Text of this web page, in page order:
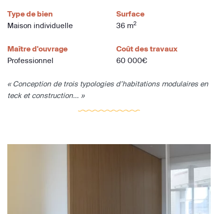
Type de bien
Maison individuelle
Surface
36 m2
Maître d'ouvrage
Professionnel
Coût des travaux
60 000€
« Conception de trois typologies d’habitations modulaires en
teck et construction... »